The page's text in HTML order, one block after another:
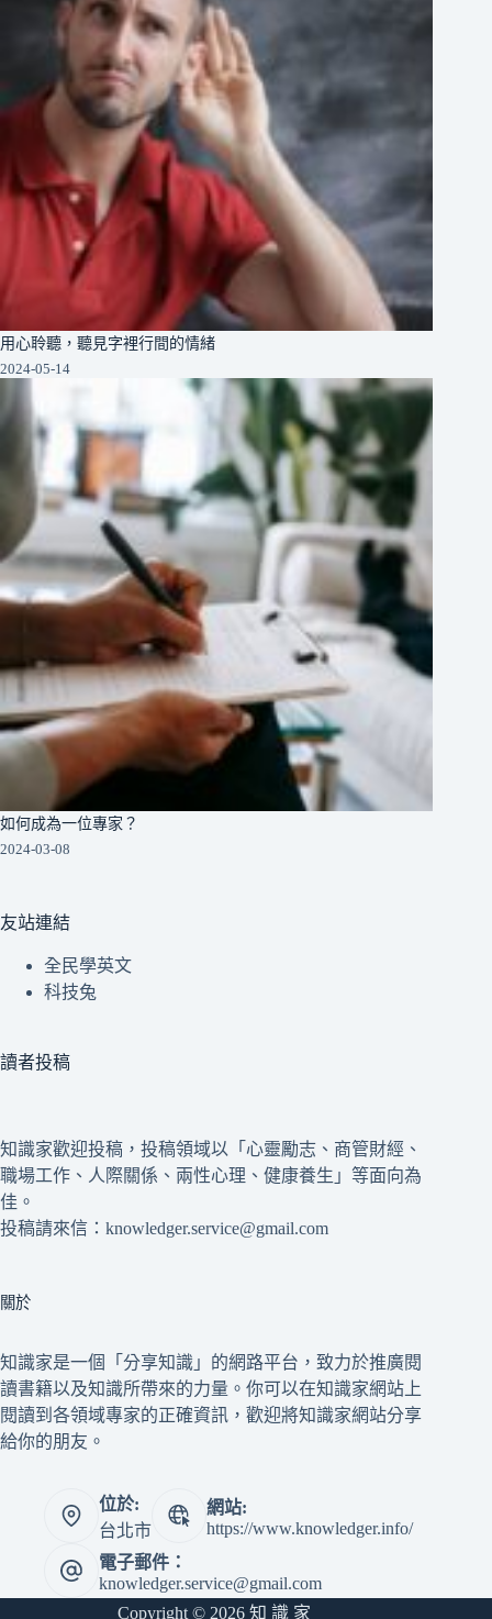
用心聆聽，聽見字裡行間的情緒
2024-05-14
如何成為一位專家？
2024-03-08
友站連結
全民學英文
科技兔
讀者投稿
知識家歡迎投稿，投稿領域以「心靈勵志、商管財經、
職場工作、人際關係、兩性心理、健康養生」等面向為
佳。
投稿請來信：knowledger.service@gmail.com
關於
知識家是一個「分享知識」的網路平台，致力於推廣閱
讀書籍以及知識所帶來的力量。你可以在知識家網站上
閱讀到各領域專家的正確資訊，歡迎將知識家網站分享
給你的朋友。
位於:
台北市
網站:
https://www.knowledger.info/
電子郵件：
knowledger.service@gmail.com
Copyright © 2026 知 識 家